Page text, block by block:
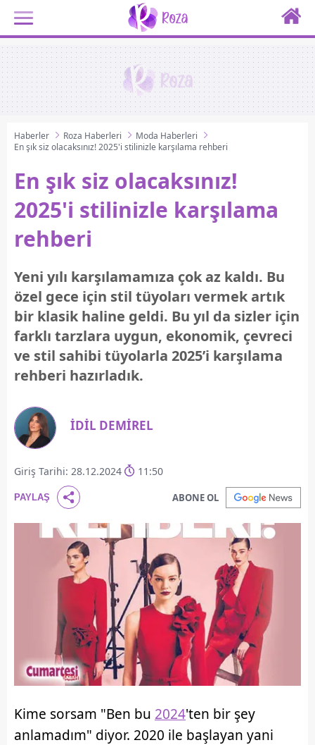
Haberler Roza Haberleri
Moda Haberleri
En şık siz olacaksınız! 2025'i stilinizle karşılama rehberi
En şık siz olacaksınız!
2025'i stilinizle karşılama
rehberi
Yeni yılı karşılamamıza çok az kaldı. Bu
özel gece için stil tüyoları vermek artık
bir klasik haline geldi. Bu yıl da sizler için
farklı tarzlara uygun, ekonomik, çevreci
ve stil sahibi tüyolarla 2025’i karşılama
rehberi hazırladık.
İDİL DEMİREL
Giriş Tarihi: 28.12.2024 11:50
PAYLAŞ ABONE OL
Kime sorsam "Ben bu 2024'ten bir şey
anlamadım" diyor. 2020 ile başlayan yani